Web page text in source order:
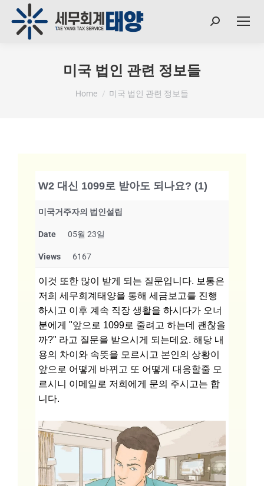
미국 법인 관련 정보들
You are here:
Home 미국 법인 관련 정보들
W2 대신 1099로 받아도 되나요? (1)
미국거주자의 법인설립
Date 05월 23일
Views 6167
이것 또한 많이 받게 되는 질문입니다. 보통은
저희 세무회계태양을 통해 세금보고를 진행
하시고 이후 계속 직장 생활을 하시다가 오너
분에게 "앞으로 1099로 줄려고 하는데 괜찮을
까?" 라고 질문을 받으시게 되는데요. 해당 내
용의 차이와 속뜻을 모르시고 본인의 상황이
앞으로 어떻게 바뀌고 또 어떻게 대응할줄 모
르시니 이메일로 저희에게 문의 주시고는 합
니다.